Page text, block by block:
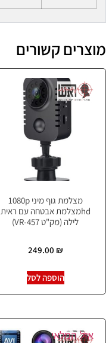
מוצרים קשורים
מצלמת גוף מיני 1080p
hdמצלמת אבטחה עם ראית
לילה (מק"ט VR-457)
249.00 ₪
הוספה לסל
אזל המלאי